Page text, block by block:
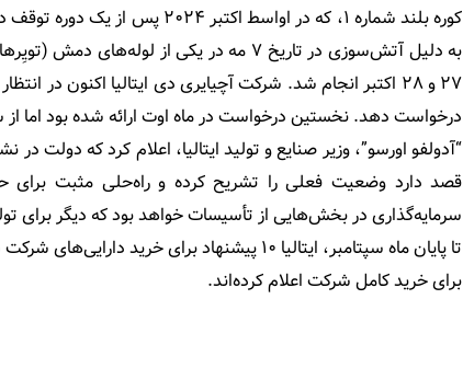
کوره بلند شماره ۱، که در اواسط
به دلیل آتش‌سوزی در تاریخ ۷ مه در یکی از
۲۷ و ۲۸ اکتبر انجام شد. شرکت آچیایری دی ایتالیا اکنون
درخواست دهد. نخستین درخواست در ماه اوت ارائه شده بود اما
قصد دارد وضعیت فعلی را تشریح کرده و راه‌حلی مثبت برای
سرمایه‌گذاری در بخش‌هایی از تأسیسات خواهد بود که دیگر برای
تا پایان ماه سپتامبر، ایتالیا ۱۰ پیشنهاد
برای خرید کامل شرکت اعلام کرده‌اند.